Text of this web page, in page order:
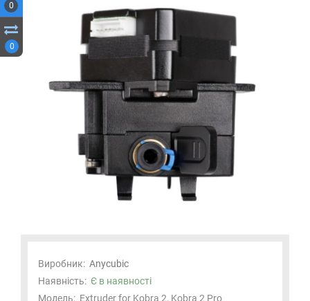
0
0
Виробник: Anycubic
Наявність: Є в наявності
Модель: Extruder for Kobra 2, Kobra 2 Pro